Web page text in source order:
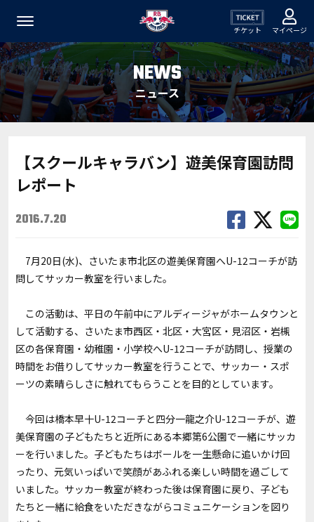
チケット マイページ
NEWS
ニュース
【スクールキャラバン】遊美保育園訪問
レポート
2016.7.20
7月20日(水)、さいたま市北区の遊美保育園へU-12コーチが訪
問してサッカー教室を行いました。
この活動は、平日の午前中にアルディージャがホームタウンと
して活動する、さいたま市西区・北区・大宮区・見沼区・岩槻
区の各保育園・幼稚園・小学校へU-12コーチが訪問し、授業の
時間をお借りしてサッカー教室を行うことで、サッカー・スポ
ーツの素晴らしさに触れてもらうことを目的としています。
今回は橋本早十U-12コーチと四分一龍之介U-12コーチが、遊
美保育園の子どもたちと近所にある本郷第6公園で一緒にサッカ
ーを行いました。子どもたちはボールを一生懸命に追いかけ回
ったり、元気いっぱいで笑顔があふれる楽しい時間を過ごして
いました。サッカー教室が終わった後は保育園に戻り、子ども
たちと一緒に給食をいただきながらコミュニケーションを図り